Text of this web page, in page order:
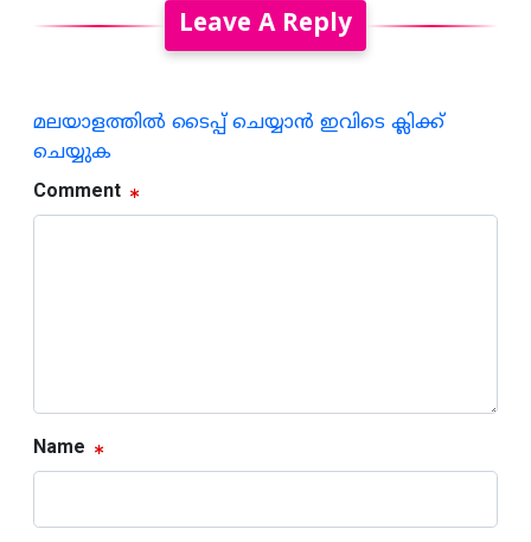
Leave A Reply
മലയാളത്തില്‍ ടൈപ്പ് ചെയ്യാന്‍ ഇവിടെ ക്ലിക്ക്
ചെയ്യുക
Comment
Name